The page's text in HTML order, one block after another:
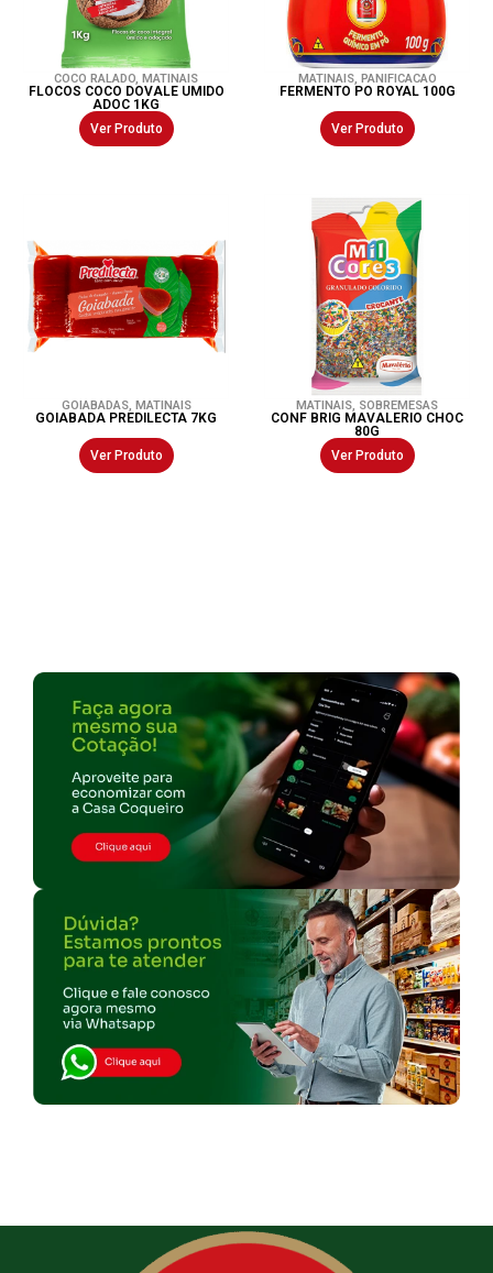
COCO RALADO, MATINAIS
FLOCOS COCO DOVALE UMIDO
ADOC 1KG
Ver Produto
MATINAIS, PANIFICACAO
FERMENTO PO ROYAL 100G
Ver Produto
GOIABADAS, MATINAIS
GOIABADA PREDILECTA 7KG
Ver Produto
MATINAIS, SOBREMESAS
CONF BRIG MAVALERIO CHOC
80G
Ver Produto